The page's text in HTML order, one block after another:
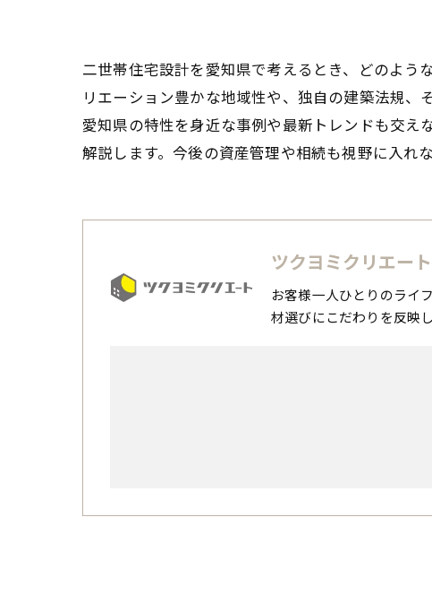
二世帯住宅設計を愛知県で考えるとき、どのよ
リエーション豊かな地域性や、独自の建築法規、
愛知県の特性を身近な事例や最新トレンドも交
解説します。今後の資産管理や相続も視野に入れ
ツクヨミクリエート
お客様一人ひとりのライ
材選びにこだわりを反映